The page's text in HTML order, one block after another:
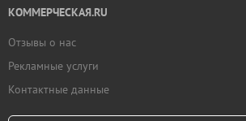
КОММЕРЧЕСКАЯ.RU
Отзывы о нас
Рекламные услуги
Контактные данные